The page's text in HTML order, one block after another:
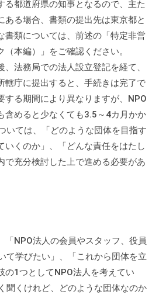
る都道府県の知事となるので、主た
ある場合、書類の提出先は東京都と
書類については、前述の「特定非営
本編）」をご確認ください。
法務局での法人設立登記を経て、
轄庁に提出すると、手続きは完了で
する期間により異なりますが、NPO
含めると少なくても3.5～4カ月かか
いては、「どのような団体を目指す
いくのか」、「どんな責任をはたし
で充分検討した上で進める必要があ
「NPO法人の会員やスタッフ、役員
て学びたい」、「これから団体を立
の1つとしてNPO法人を考えてい
聞くけれど、どのような団体なのか